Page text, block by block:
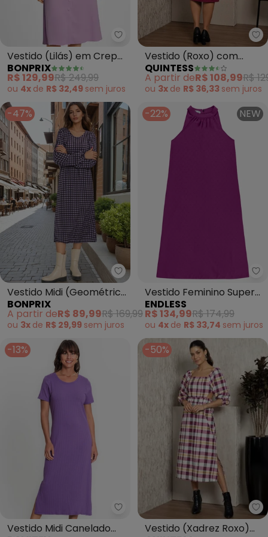
bonprix - Vestido (Lilás) em
Vestido (Lilás) em Crepe
Plano
BONPRIX
R$ 129,99R$ 249,99
ou 4x de R$ 32,49 sem juros
Vestido (Roxo) com
Botões
QUINTESS
A partir deR$ 108,99R$
ou 3x de R$ 36,33 sem juros
-47%
bonprix - Vestido Midi
Vestido Midi (Geométrico
Roxo)
BONPRIX
A partir deR$ 89,99R$ 169,99
ou 3x de R$ 29,99 sem juros
-22% NEW
Vestido Feminino Super
Midi Evasê Liso (Roxo)
ENDLESS
R$ 134,99R$ 174,99
ou 4x de R$ 33,74 sem juros
-13%
Rovitex - Vestido Midi
Vestido Midi Canelado
-50%
Vestido (Xadrez Roxo)